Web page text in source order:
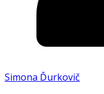
Simona Ďurkovič